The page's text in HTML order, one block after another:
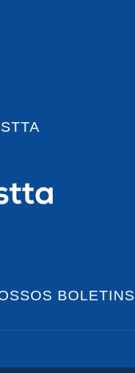
BOLETINS